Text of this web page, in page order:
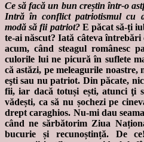
Ce să facă un bun creștin într-o
Intră în conflict patriotismul cu
modă să fii patriot? E păcat să-ți
te-ai născut? Iată câteva întrebări
acum, când steagul românesc
culorile lui ne picură în suflete
că astăzi, pe meleagurile noastre,
eşti sau nu patriot. Din păcate,
fii, iar dacă totuși ești, atunci ţi
vădești, ca să nu șochezi pe
drept caraghios. Nu-mi dau
când ne sărbătorim Ziua
bucurie și recunoștință. De